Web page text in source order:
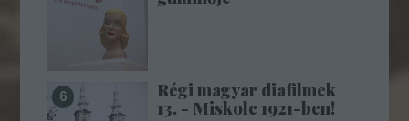
Régi magyar diafilmek
13. - Miskolc 1921-ben!